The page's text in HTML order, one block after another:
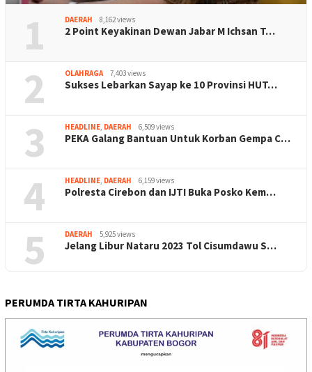
1 DAERAH 8,162 views
2 Point Keyakinan Dewan Jabar M Ichsan T…
2 OLAHRAGA 7,403 views
Sukses Lebarkan Sayap ke 10 Provinsi HUT…
3 HEADLINE DAERAH 6,509 views
PEKA Galang Bantuan Untuk Korban Gempa C…
4 HEADLINE DAERAH 6,159 views
Polresta Cirebon dan IJTI Buka Posko Kem…
5 DAERAH 5,925 views
Jelang Libur Nataru 2023 Tol Cisumdawu S…
PERUMDA TIRTA KAHURIPAN